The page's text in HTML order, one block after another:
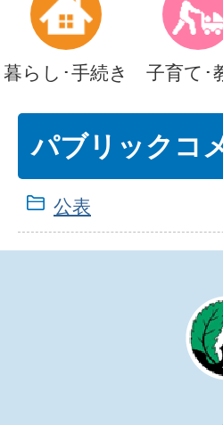
暮らし･手続き 子育て･
パブリックコ
公表